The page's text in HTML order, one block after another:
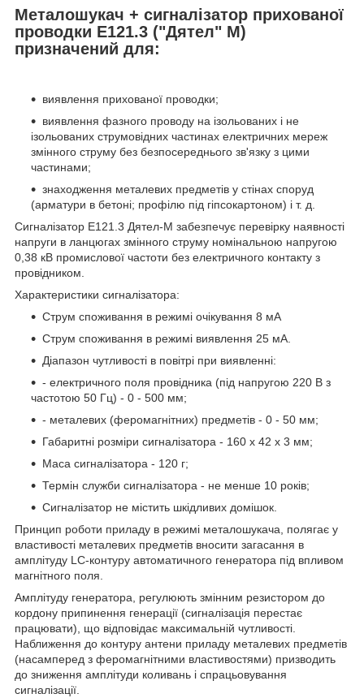
Металошукач + сигналізатор прихованої
проводки Е121.3 ("Дятел" М)
призначений для:
виявлення прихованої проводки;
виявлення фазного проводу на ізольованих і не
ізольованих струмовідних частинах електричних мереж
змінного струму без безпосереднього зв'язку з цими
частинами;
знаходження металевих предметів у стінах споруд
(арматури в бетоні; профілю під гіпсокартоном) і т. д.
Сигналізатор Е121.3 Дятел-М забезпечує перевірку наявності
напруги в ланцюгах змінного струму номінальною напругою
0,38 кВ промислової частоти без електричного контакту з
провідником.
Характеристики сигналізатора:
Струм споживання в режимі очікування 8 мА
Струм споживання в режимі виявлення 25 мА.
Діапазон чутливості в повітрі при виявленні:
- електричного поля провідника (під напругою 220 В з
частотою 50 Гц) - 0 - 500 мм;
- металевих (феромагнітних) предметів - 0 - 50 мм;
Габаритні розміри сигналізатора - 160 х 42 х 3 мм;
Маса сигналізатора - 120 г;
Термін служби сигналізатора - не менше 10 років;
Сигналізатор не містить шкідливих домішок.
Принцип роботи приладу в режимі металошукача, полягає у
властивості металевих предметів вносити загасання в
амплітуду LC-контуру автоматичного генератора під впливом
магнітного поля.
Амплітуду генератора, регулюють змінним резистором до
кордону припинення генерації (сигналізація перестає
працювати), що відповідає максимальній чутливості.
Наближення до контуру антени приладу металевих предметів
(насамперед з феромагнітними властивостями) призводить
до зниження амплітуди коливань і спрацьовування
сигналізації.